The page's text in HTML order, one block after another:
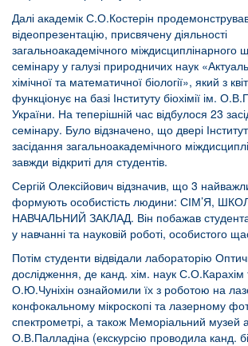
Далі академік С.О.Костерін
відеопрезентацію, присвячену діяльності
загальноакадемічного міждисциплінарного
семінару у галузі природничих наук
хімічної та математичної біології», який з
функціонує на базі Інституту біохімії ім.
України. На теперішній час відбулося 23
семінару. Було відзначено, що двері
засідання загальноакадемічного
завжди відкриті для студентів.
Сергій Олексійович відзначив, що 3
формують особистість людини: СІМ’Я,
НАВЧАЛЬНИЙ ЗАКЛАД. Він побажав
у навчанні та науковій роботі, особистого
Потім студенти відвідали лабораторію
дослідження, де канд. хім. наук С.О.Карахім
О.Ю.Чуніхін ознайомили їх з роботою на
конфокальному мікроскопі та лазерному
спектрометрі, а також Меморіальний музей
О.В.Палладіна (екскурсію проводила канд.